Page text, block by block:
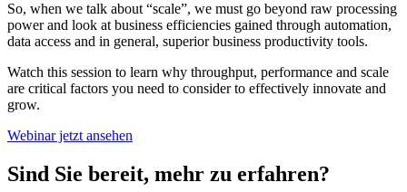
So, when we talk about “scale”, we must go beyond raw processing
power and look at business efficiencies gained through automation,
data access and in general, superior business productivity tools.
Watch this session to learn why throughput, performance and scale
are critical factors you need to consider to effectively innovate and
grow.
Webinar jetzt ansehen
Sind Sie bereit, mehr zu erfahren?